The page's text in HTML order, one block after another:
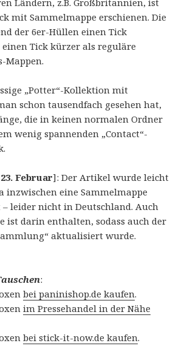
Ländern, z.B. Großbritannien, ist
mit Sammelmappe erschienen. Die
der 6er-Hüllen einen Tick
Tick kürzer als reguläre
Mappen.
„Potter“-Kollektion mit
schon tausendfach gesehen hat,
die in keinen normalen Ordner
wenig spannenden „Contact“-
Februar]: Der Artikel wurde leicht
inzwischen eine Sammelmappe
– leider nicht in Deutschland. Auch
ist darin enthalten, sodass auch der
aktualisiert wurde.
:
bei paninishop.de kaufen.
im Pressehandel in der Nähe
bei stick-it-now.de kaufen.